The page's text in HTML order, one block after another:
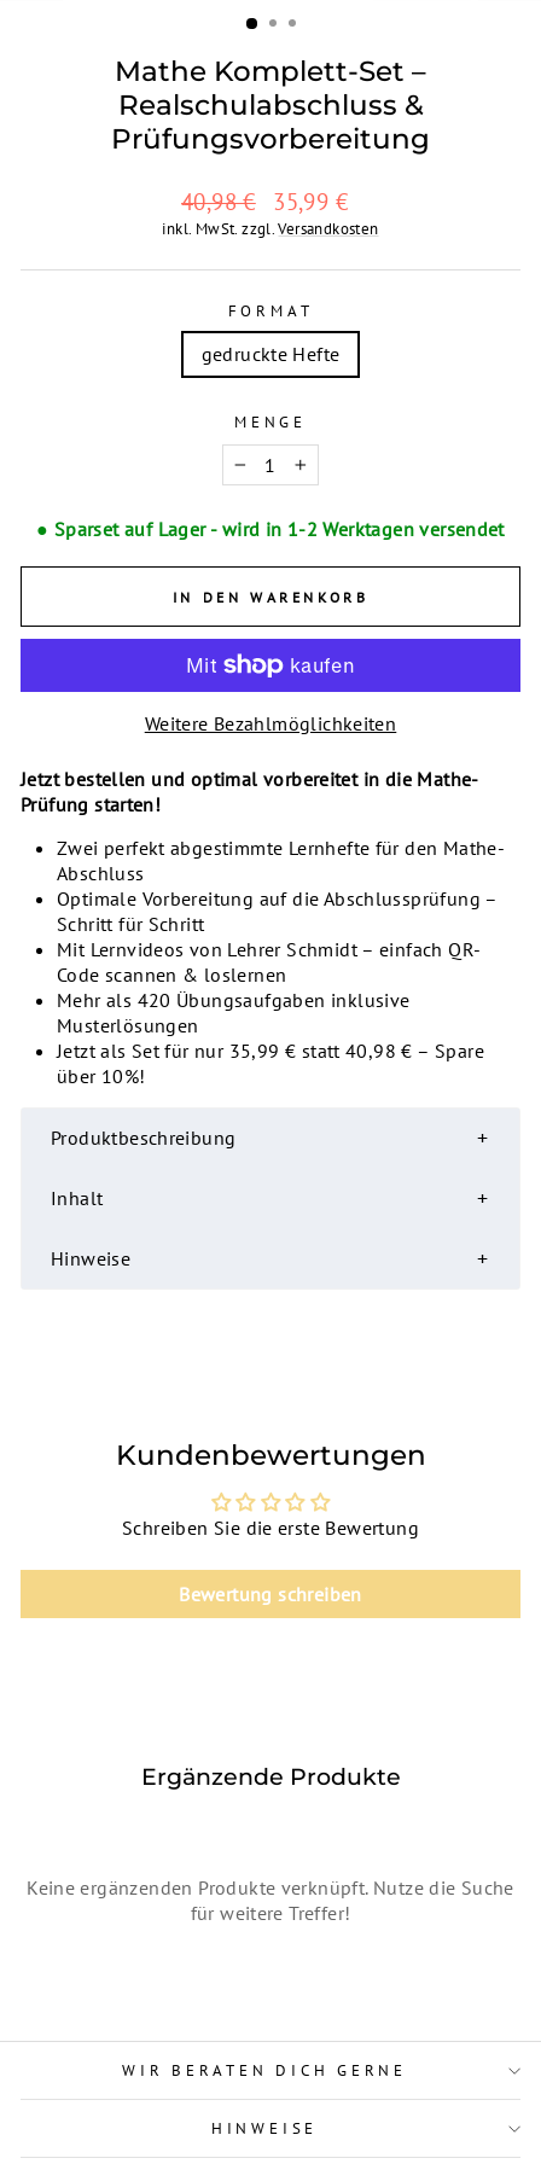
Mathe Komplett-Set –
Realschulabschluss &
Prüfungsvorbereitung
Normaler
Preis
40,98 € Sonderpreis
35,99 €
inkl. MwSt. zzgl.Versandkosten
FORMAT
gedruckte Hefte
MENGE
− +
● Sparset auf Lager - wird in 1-2 Werktagen versendet
IN DEN WARENKORB
Weitere Bezahlmöglichkeiten
Jetzt bestellen und optimal vorbereitet in die Mathe-
Prüfung starten!
Zwei perfekt abgestimmte Lernhefte für den Mathe-
Abschluss
Optimale Vorbereitung auf die Abschlussprüfung –
Schritt für Schritt
Mit Lernvideos von Lehrer Schmidt – einfach QR-
Code scannen & loslernen
Mehr als 420 Übungsaufgaben inklusive
Musterlösungen
Jetzt als Set für nur 35,99 € statt 40,98 € – Spare
über 10%!
Produktbeschreibung
Inhalt
Hinweise
Kundenbewertungen
Schreiben Sie die erste Bewertung
Bewertung schreiben
Ergänzende Produkte
Keine ergänzenden Produkte verknüpft. Nutze die Suche
für weitere Treffer!
WIR BERATEN DICH GERNE
HINWEISE